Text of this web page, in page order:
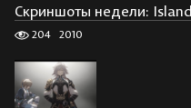
Скриншоты недели:
204 2010